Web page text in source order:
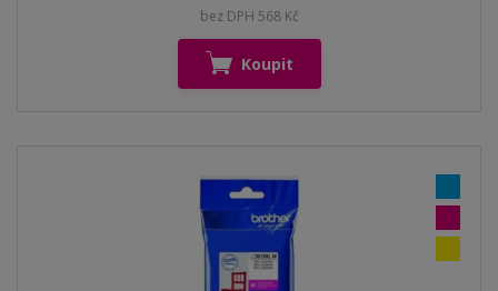
bez DPH 568 Kč
Koupit